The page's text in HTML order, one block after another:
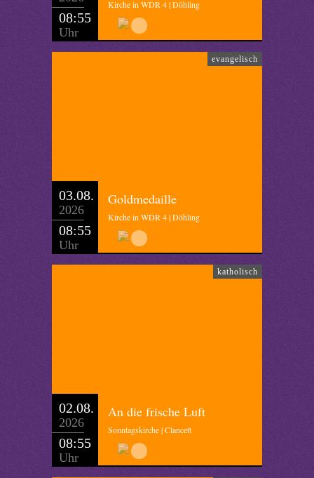
08:55
Uhr
Kirche in WDR 4 | Döhling
evangelisch
03.08.
2026
08:55
Uhr
Goldmedaille
Kirche in WDR 4 | Döhling
katholisch
02.08.
2026
08:55
Uhr
An die frische Luft
Sonntagskirche | Clancett